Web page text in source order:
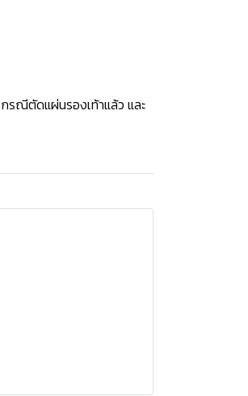
รณีตัดแผ่นรองเท้าแล้ว และ